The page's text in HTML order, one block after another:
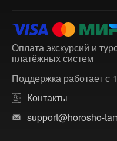
Оплата экскурсий и
платёжных систем
Поддержка работает с
Контакты
support@horosho-